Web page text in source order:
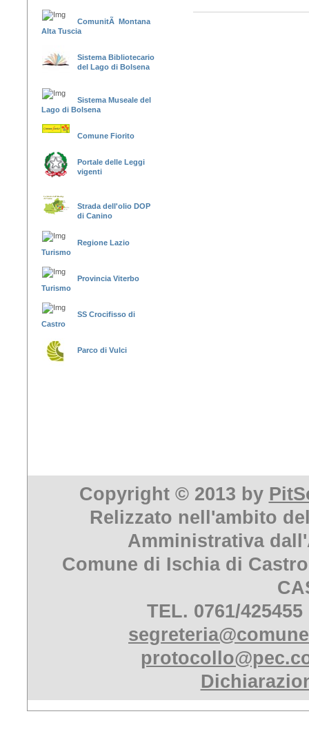
ComunitÃ Montana
Alta Tuscia
Sistema Bibliotecario
del Lago di Bolsena
Sistema Museale del
Lago di Bolsena
Comune Fiorito
Portale delle Leggi
vigenti
Strada dell'olio DOP
di Canino
Regione Lazio
Turismo
Provincia Viterbo
Turismo
SS Crocifisso di
Castro
Parco di Vulci
Copyright © 2013 by
Relizzato nell'ambito
Amministrativa
Comune di Ischia di
TEL. 0761/